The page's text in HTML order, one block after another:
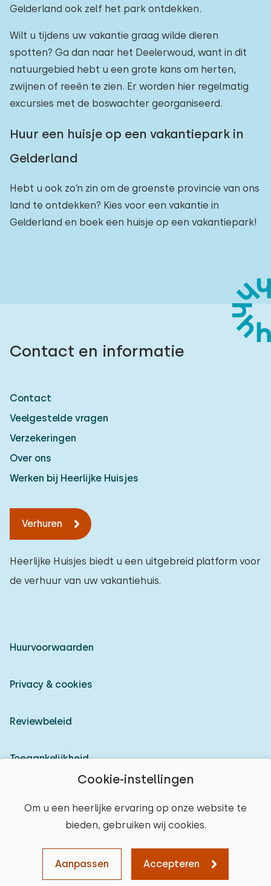
Cookie-instellingen
Om u een heerlijke ervaring op onze website te
bieden, gebruiken wij cookies.
Aanpassen Accepteren
Wissen Verder
Gelderland ook zelf het park ontdekken.
Wilt u tijdens uw vakantie graag wilde dieren
spotten? Ga dan naar het Deelerwoud, want in dit
natuurgebied hebt u een grote kans om herten,
zwijnen of reeën te zien. Er worden hier regelmatig
excursies met de boswachter georganiseerd.
Huur een huisje op een vakantiepark in
Gelderland
Hebt u ook zo’n zin om de groenste provincie van ons
land te ontdekken? Kies voor een vakantie in
Gelderland en boek een huisje op een vakantiepark!
Kaart Sorteren
Contact en informatie
Contact
Veelgestelde vragen
Verzekeringen
Over ons
Werken bij Heerlijke Huisjes
Verhuren
Heerlijke Huisjes biedt u een uitgebreid platform voor
de verhuur van uw vakantiehuis.
Huurvoorwaarden
Privacy & cookies
Reviewbeleid
Toegankelijkheid
© 2026 Heerlijke Huisjes (geregistreerd merk)